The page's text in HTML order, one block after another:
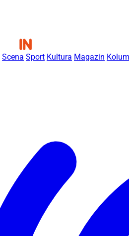
Scena Sport Kultura Magazin